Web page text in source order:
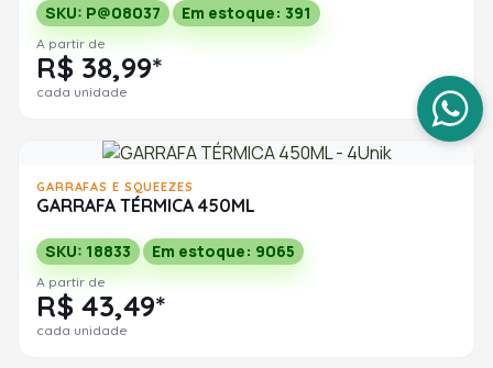
SKU: P@08037 Em estoque: 391
A partir de
R$ 38,99*
cada unidade
GARRAFAS E SQUEEZES
GARRAFA TÉRMICA 450ML
SKU: 18833 Em estoque: 9065
A partir de
R$ 43,49*
cada unidade